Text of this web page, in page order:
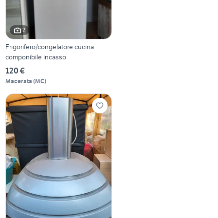
2
Frigorifero/congelatore cucina
componibile incasso
120 €
Macerata (MC)